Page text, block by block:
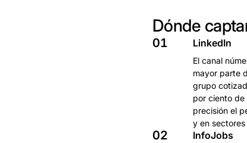
Dónde
01 LinkedIn
El canal
mayor parte
grupo
por ciento
precisión el
y en
02 InfoJobs